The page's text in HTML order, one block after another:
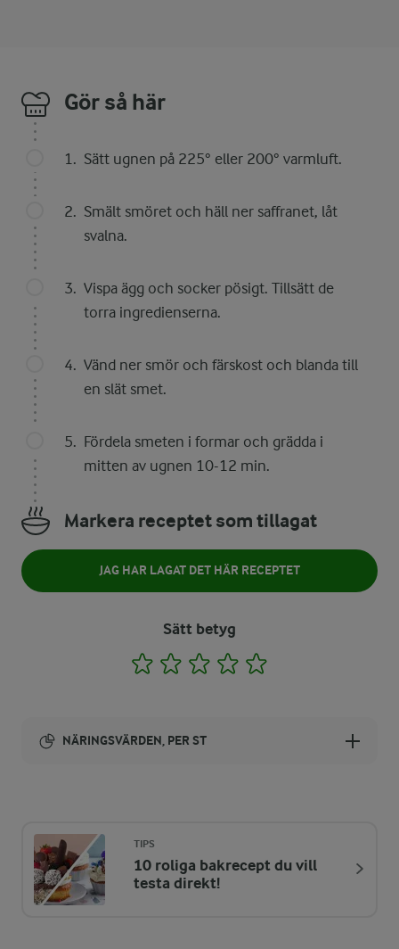
Gör så här
Sätt ugnen på 225° eller 200° varmluft.
Smält smöret och häll ner saffranet, låt
svalna.
Vispa ägg och socker pösigt. Tillsätt de
torra ingredienserna.
Vänd ner smör och färskost och blanda till
en slät smet.
Fördela smeten i formar och grädda i
mitten av ugnen 10-12 min.
Markera receptet som tillagat
JAG HAR LAGAT DET HÄR RECEPTET
Sätt betyg
1 2 3 4
NÄRINGSVÄRDEN, PER ST
ENERGIDISTRIBUTION %
NÄRINGSVÄRDEN PER ST
TIPS
10 roliga bakrecept du vill
testa direkt!